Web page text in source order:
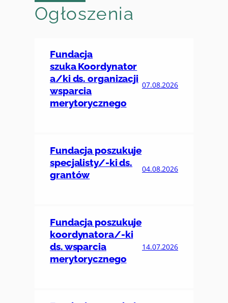
Ogłoszenia
Fundacja
szuka Koordynator
a/ki ds. organizacji
wsparcia
merytorycznego
07.08.2026
Fundacja poszukuje
specjalisty/-ki ds.
grantów
04.08.2026
Fundacja poszukuje
koordynatora/-ki
ds. wsparcia
merytorycznego
14.07.2026